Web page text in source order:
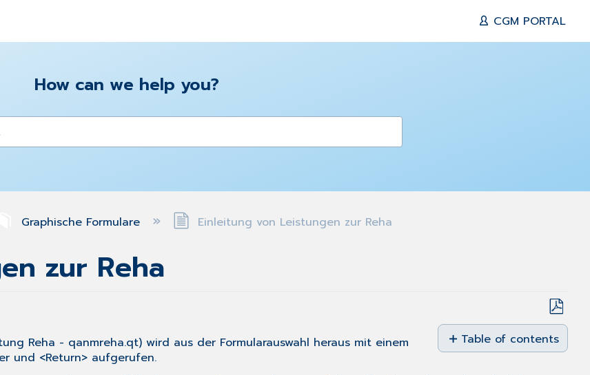
CGM PORTAL
How can we help you?
Graphische Formulare Einleitung von Leistungen zur Reha
zur Reha
Save
as
PDF
Table of contents
No
Reha - qanmreha.qt) wird aus der Formularauswahl heraus mit einem
und <Return> aufgerufen.